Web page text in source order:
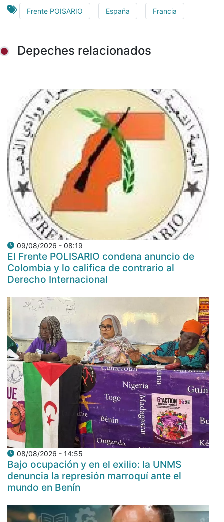
Frente POISARIO España Francia
Depeches relacionados
09/08/2026 - 08:19
El Frente POLISARIO condena anuncio de
Colombia y lo califica de contrario al
Derecho Internacional
08/08/2026 - 14:55
Bajo ocupación y en el exilio: la UNMS
denuncia la represión marroquí ante el
mundo en Benín